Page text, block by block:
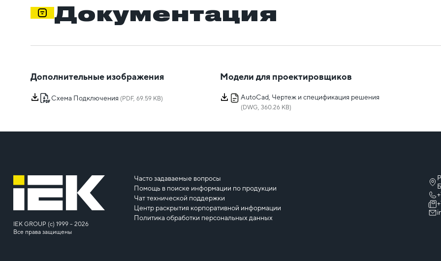
Документация
Дополнительные изображения
Схема Подключения (PDF, 69.59 KB)
Модели для проектировщиков
AutoCad, Чертеж и спецификация решения
(DWG, 360.26 KB)
IEK GROUP (c) 1999 – 2026
Все права защищены
Часто задаваемые вопросы
Помощь в поиске информации по продукции
Чат технической поддержки
Центр раскрытия корпоративной информации
Политика обработки персональных данных